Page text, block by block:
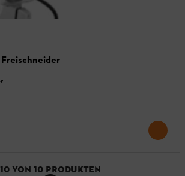
10 VON 10 PRODUKTEN